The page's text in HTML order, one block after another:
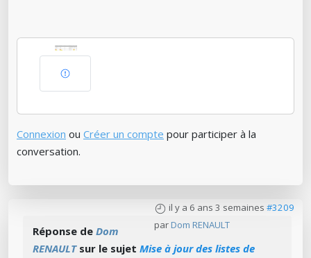
Connexion ou Créer un compte pour participer à la
conversation.
il y a 6 ans 3 semaines #3209
par Dom RENAULT
Réponse de Dom
RENAULTsur le sujet Mise à jour des listes de